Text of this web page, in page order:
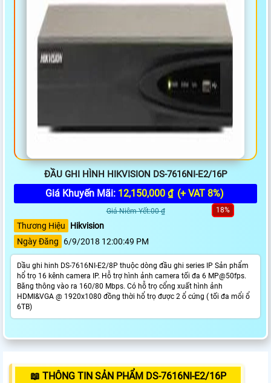
ĐẦU GHI HÌNH HIKVISION DS-7616NI-E2/16P
Giá Khuyến Mãi: 12,150,000 ₫ (+ VAT 8%)
Giá Niêm Yết:00 ₫ 18%
Thương Hiệu
Hikvision
Ngày Đăng
6/9/2018 12:00:49 PM
Dầu ghi hinh DS-7616NI-E2/8P thuộc dòng đầu ghi series IP Sản phẩm
hổ trọ 16 kênh camera IP. Hỗ trợ hình ảnh camera tối đa 6 MP@50fps.
Băng thông vào ra 160/80 Mbps. Có hỗ trọ cổng xuất hình ảnh
HDMI&VGA @ 1920x1080 đồng thời hổ trọ được 2 ổ cứng ( tối đa mổi ổ
6TB)
📖 THÔNG TIN SẢN PHẨM DS-7616NI-E2/16P